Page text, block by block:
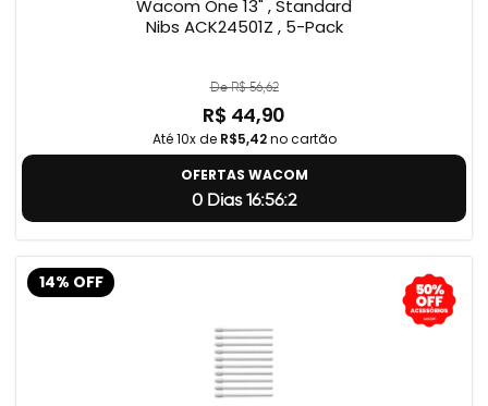
Wacom One 13" , Standard
Nibs ACK24501Z , 5-Pack
De R$ 56,62
R$ 44,90
Até 10x de R$5,42no cartão
OFERTAS WACOM
0 Dias 16:56:1
14% OFF